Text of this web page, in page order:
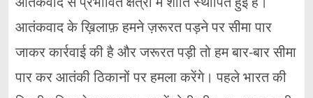
आतंकवाद के ख़िलाफ़ हमने ज़रूरत पड़ने पर सीमा पार
जाकर कार्रवाई की है और जरूरत पड़ी तो हम बार-बार सीमा
पार कर आतंकी ठिकानों पर हमला करेंगे। पहले भारत की